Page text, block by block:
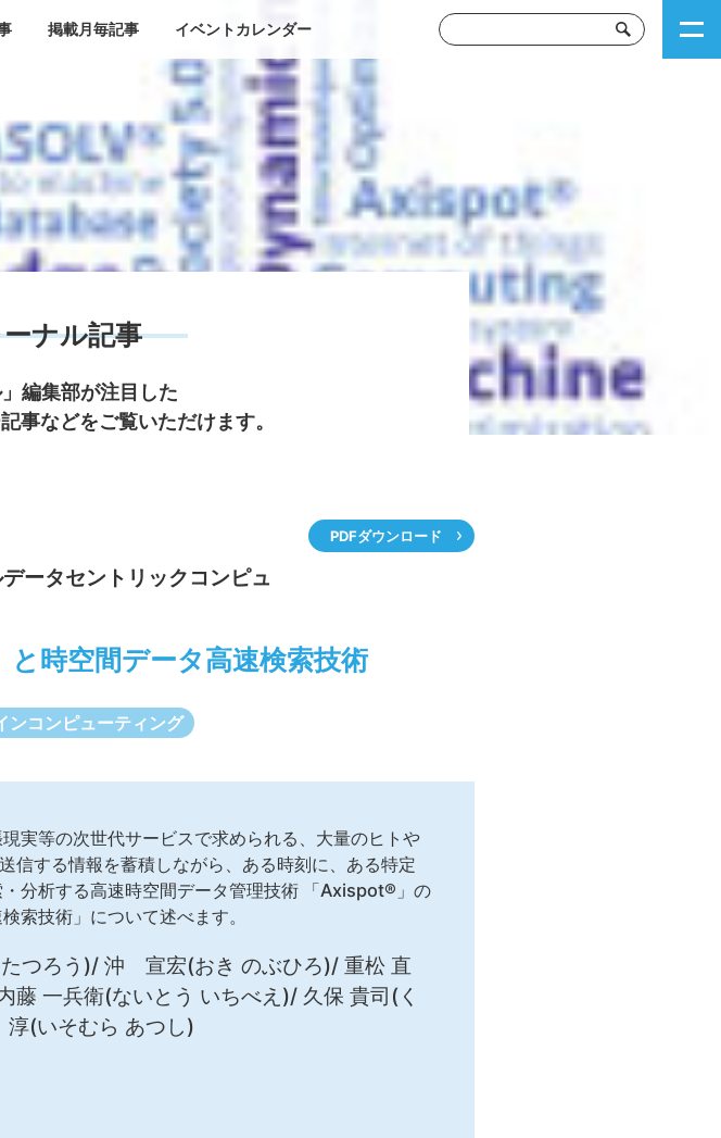
掲載月毎記事 イベントカレンダー
ナル記事
編集部が注目した
事などをご覧いただけます。
PDFダウンロード
ータセントリックコンピュ
時空間データ高速検索技術
ンコンピューティング
実等の次世代サービスで求められる、大量のヒトや
信する情報を蓄積しながら、ある時刻に、ある特定
分析する高速時空間データ管理技術 「Axispot®」の
索技術」について述べます。
つろう)/ 沖 宣宏(おき のぶひろ)/ 重松 直
一兵衛(ないとう いちべえ)/ 久保 貴司(く
(いそむら あつし)